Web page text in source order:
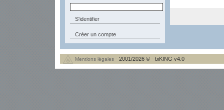
Créer un compte
Mentions légales - 2001/2026 © - biKING v4.0